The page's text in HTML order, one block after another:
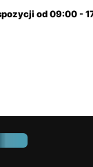
od 09:00 -